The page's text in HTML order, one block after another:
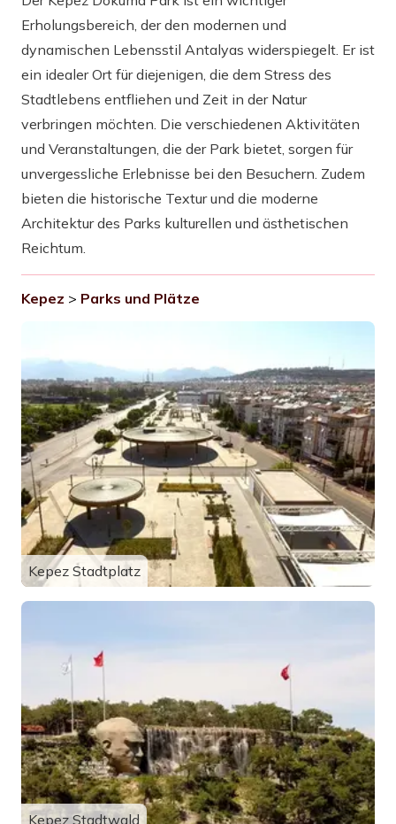
Erholungsbereich, der den modernen und
dynamischen Lebensstil Antalyas widerspiegelt. Er ist
ein idealer Ort für diejenigen, die dem Stress des
Stadtlebens entfliehen und Zeit in der Natur
verbringen möchten. Die verschiedenen Aktivitäten
und Veranstaltungen, die der Park bietet, sorgen für
unvergessliche Erlebnisse bei den Besuchern. Zudem
bieten die historische Textur und die moderne
Architektur des Parks kulturellen und ästhetischen
Reichtum.
Kepez > Parks und Plätze
Kepez Stadtplatz
Kepez Stadtwald